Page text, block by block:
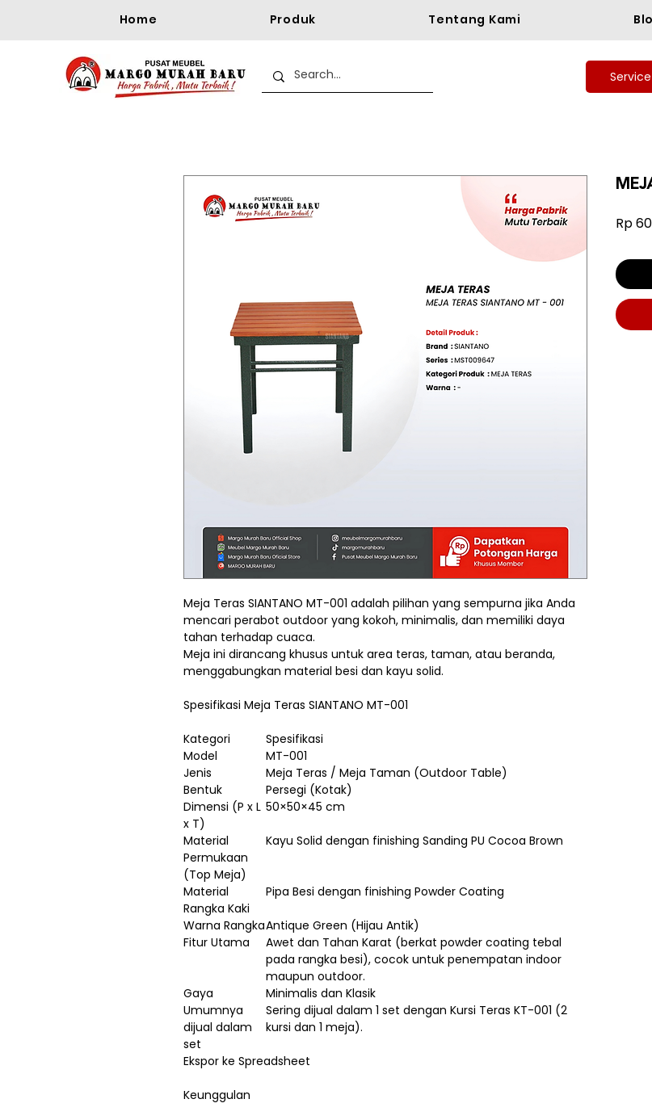
Home Produk Tentang Kami
Meja Teras SIANTANO MT-001 adalah pilihan yang sempurna jika Anda
mencari perabot outdoor yang kokoh, minimalis, dan memiliki daya
tahan terhadap cuaca.
Meja ini dirancang khusus untuk area teras, taman, atau beranda,
menggabungkan material besi dan kayu solid.
Spesifikasi Meja Teras SIANTANO MT-001
Kategori
Spesifikasi
Model
MT-001
Jenis
Meja Teras / Meja Taman (Outdoor Table)
Bentuk
Persegi (Kotak)
Dimensi (P x L
x T)
50×50×45 cm
Material
Permukaan
(Top Meja)
Kayu Solid dengan finishing Sanding PU Cocoa Brown
Material
Rangka Kaki
Pipa Besi dengan finishing Powder Coating
Warna RangkaAntique Green (Hijau Antik)
Fitur Utama
Awet dan Tahan Karat (berkat powder coating tebal
pada rangka besi), cocok untuk penempatan indoor
maupun outdoor.
Gaya
Minimalis dan Klasik
Umumnya
dijual dalam
set
Sering dijual dalam 1 set dengan Kursi Teras KT-001 (2
kursi dan 1 meja).
Ekspor ke Spreadsheet
Keunggulan
Rp